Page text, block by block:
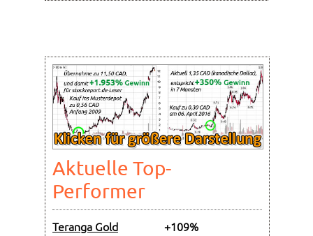
Aktuelle Top-
Performer
Teranga Gold
+109%